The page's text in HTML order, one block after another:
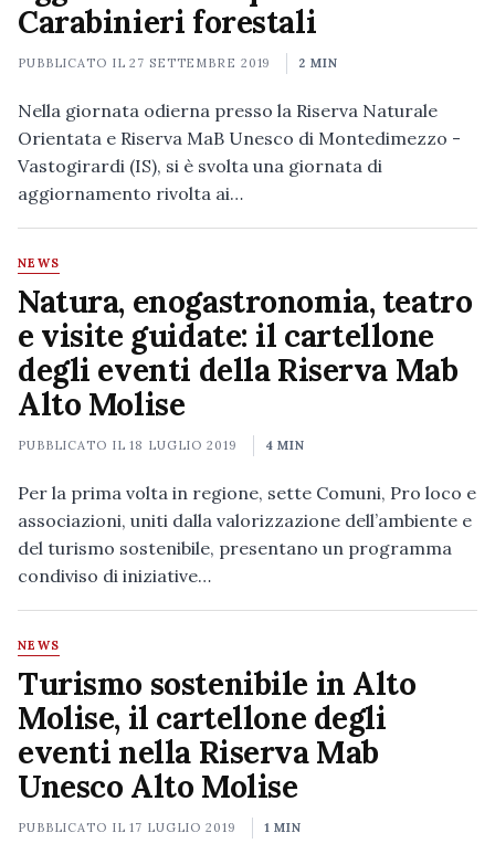
Carabinieri forestali
PUBBLICATO IL27 SETTEMBRE 2019 2 MIN
Nella giornata odierna presso la Riserva Naturale
Orientata e Riserva MaB Unesco di Montedimezzo -
Vastogirardi (IS), si è svolta una giornata di
aggiornamento rivolta ai…
NEWS
Natura, enogastronomia, teatro
e visite guidate: il cartellone
degli eventi della Riserva Mab
Alto Molise
PUBBLICATO IL18 LUGLIO 2019 4 MIN
Per la prima volta in regione, sette Comuni, Pro loco e
associazioni, uniti dalla valorizzazione dell’ambiente e
del turismo sostenibile, presentano un programma
condiviso di iniziative…
NEWS
Turismo sostenibile in Alto
Molise, il cartellone degli
eventi nella Riserva Mab
Unesco Alto Molise
PUBBLICATO IL17 LUGLIO 2019 1 MIN